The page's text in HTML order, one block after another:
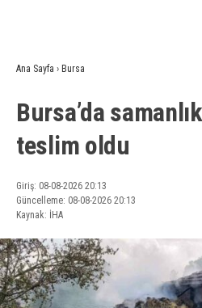
Ana Sayfa › Bursa
Bursa’da
teslim oldu
Giriş: 08-08-2026 20:13
Güncelleme: 08-08-2026 20:13
Kaynak: İHA